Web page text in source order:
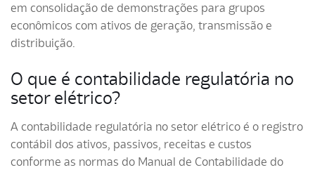
em consolidação de demonstrações para grupos
econômicos com ativos de geração, transmissão e
distribuição.
O que é contabilidade regulatória no
setor elétrico?
A contabilidade regulatória no setor elétrico é o registro
contábil dos ativos, passivos, receitas e custos
conforme as normas do Manual de Contabilidade do